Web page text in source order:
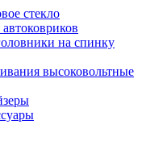
стекло
на спинку
высоковольтные